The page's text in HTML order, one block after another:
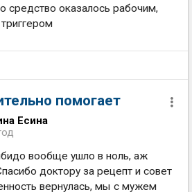
средство оказалось рабочим,
помогает
Есина
вообще ушло в ноль, аж
доктору за рецепт и совет
вернулась, мы с мужем